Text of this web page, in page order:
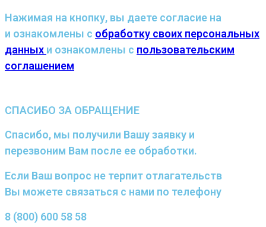
Нажимая на кнопку, вы даете согласие на
и ознакомлены с обработку своих персональных
данных и ознакомлены с пользовательским
соглашением
СПАСИБО ЗА ОБРАЩЕНИЕ
Спасибо, мы получили Вашу заявку и
перезвоним Вам после ее обработки.
Если Ваш вопрос не терпит отлагательств
Вы можете связаться с нами по телефону
8 (800) 600 58 58